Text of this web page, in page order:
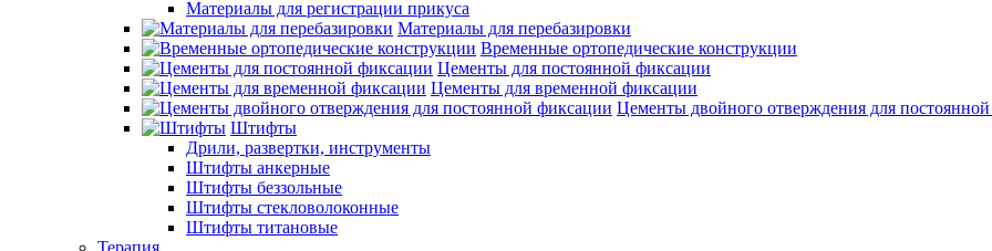
Материалы для регистрации прикуса
Материалы для перебазировки
Временные ортопедические конструкции
Цементы для постоянной фиксации
Цементы для временной фиксации
Цементы двойного отверждения для
Штифты
Дрили, развертки, инструменты
Штифты анкерные
Штифты беззольные
Штифты стекловолоконные
Штифты титановые
Терапия